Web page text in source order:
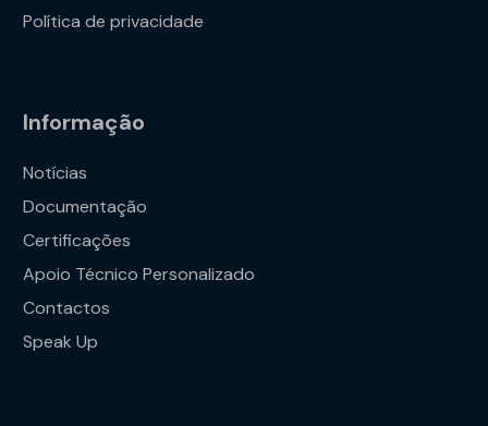
Política de privacidade
Informação
Notícias
Documentação
Certificações
Apoio Técnico Personalizado
Contactos
Speak Up